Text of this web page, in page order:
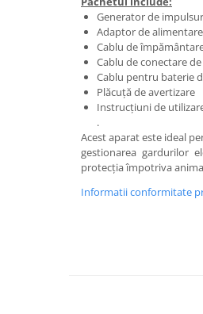
Sisteme fotovoltaice
Combaterea daunatorilor
Intretinere gazon
Generator de
Adaptor de
Cablu de
Cablu de conectare
Cablu pentru baterie
Plăcuță de avertizare
Instrucțiuni de
.
Acest aparat este ideal
gestionarea gardurilor
protecția împotriva
Informatii conformitate